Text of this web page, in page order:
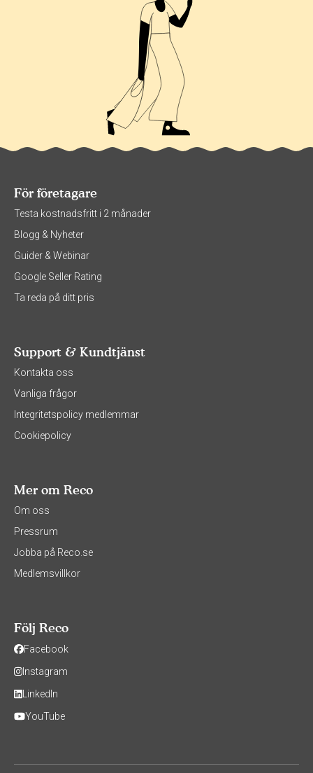
För företagare
Testa kostnadsfritt i 2 månader
Blogg & Nyheter
Guider & Webinar
Google Seller Rating
Ta reda på ditt pris
Support & Kundtjänst
Kontakta oss
Vanliga frågor
Integritetspolicy medlemmar
Cookiepolicy
Mer om Reco
Om oss
Pressrum
Jobba på Reco.se
Medlemsvillkor
Följ Reco
Facebook
Instagram
LinkedIn
YouTube